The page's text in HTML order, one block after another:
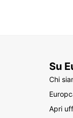
Su
Chi
Apri